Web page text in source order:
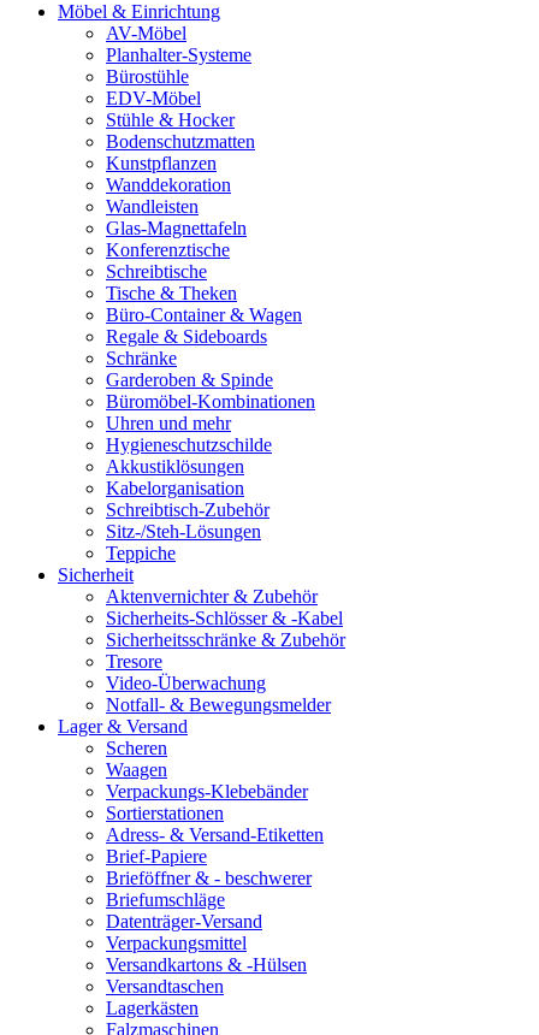
Möbel & Einrichtung
AV-Möbel
Planhalter-Systeme
Bürostühle
EDV-Möbel
Stühle & Hocker
Bodenschutzmatten
Kunstpflanzen
Wanddekoration
Wandleisten
Glas-Magnettafeln
Konferenztische
Schreibtische
Tische & Theken
Büro-Container & Wagen
Regale & Sideboards
Schränke
Garderoben & Spinde
Büromöbel-Kombinationen
Uhren und mehr
Hygieneschutzschilde
Akkustiklösungen
Kabelorganisation
Schreibtisch-Zubehör
Sitz-/Steh-Lösungen
Teppiche
Sicherheit
Aktenvernichter & Zubehör
Sicherheits-Schlösser & -Kabel
Sicherheitsschränke & Zubehör
Tresore
Video-Überwachung
Notfall- & Bewegungsmelder
Lager & Versand
Scheren
Waagen
Verpackungs-Klebebänder
Sortierstationen
Adress- & Versand-Etiketten
Brief-Papiere
Brieföffner & - beschwerer
Briefumschläge
Datenträger-Versand
Verpackungsmittel
Versandkartons & -Hülsen
Versandtaschen
Lagerkästen
Falzmaschinen